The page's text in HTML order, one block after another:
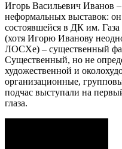
Игорь Васильевич Иванов
неформальных выставок:
состоявшейся в ДК им. Газа
(хотя Игорю Иванову
ЛОСХе) – существенный
Существенный, но не
художественной и
организационные,
подчас выступали на
глаза.